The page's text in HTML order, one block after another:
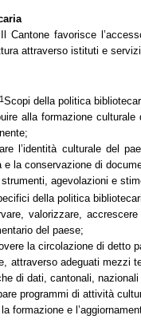
Il Cantone favorisce
attraverso istituti e
1Scopi della politica
alla formazione
l’identità culturale del
e la conservazione di
strumenti, agevolazioni e
della politica
valorizzare,
del paese;
la circolazione di detto
attraverso adeguati mezzi
di dati, cantonali,
programmi di attività
formazione e